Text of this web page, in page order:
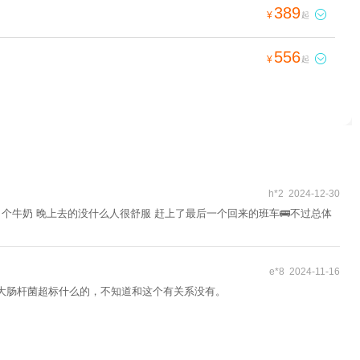
¥389起 
¥ 556起 
h*2 2024-12-30
牛奶 晚上去的没什么人很舒服 赶上了最后一个回来的班车🚌不过总体
e*8 2024-11-16
杆菌超标什么的，不知道和这个有关系没有。